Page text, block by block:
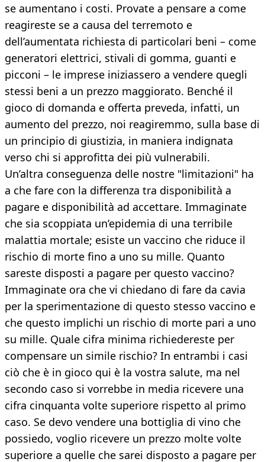
se aumentano i costi. Provate a pensare a come
reagireste se a causa del terremoto e
dell’aumentata richiesta di particolari beni – come
generatori elettrici, stivali di gomma, guanti e
picconi – le imprese iniziassero a vendere quegli
stessi beni a un prezzo maggiorato. Benché il
gioco di domanda e offerta preveda, infatti, un
aumento del prezzo, noi reagiremmo, sulla base di
un principio di giustizia, in maniera indignata
verso chi si approfitta dei più vulnerabili.
Un’altra conseguenza delle nostre "limitazioni" ha
a che fare con la differenza tra disponibilità a
pagare e disponibilità ad accettare. Immaginate
che sia scoppiata un’epidemia di una terribile
malattia mortale; esiste un vaccino che riduce il
rischio di morte fino a uno su mille. Quanto
sareste disposti a pagare per questo vaccino?
Immaginate ora che vi chiedano di fare da cavia
per la sperimentazione di questo stesso vaccino e
che questo implichi un rischio di morte pari a uno
su mille. Quale cifra minima richiedereste per
compensare un simile rischio? In entrambi i casi
ciò che è in gioco qui è la vostra salute, ma nel
secondo caso si vorrebbe in media ricevere una
cifra cinquanta volte superiore rispetto al primo
caso. Se devo vendere una bottiglia di vino che
possiedo, voglio ricevere un prezzo molte volte
superiore a quelle che sarei disposto a pagare per